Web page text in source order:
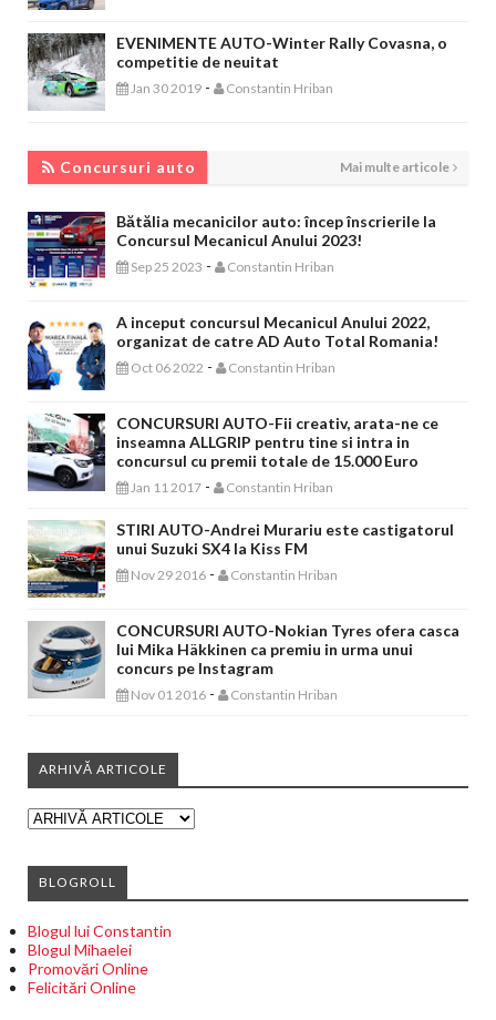
EVENIMENTE AUTO-Winter Rally Covasna, o
competitie de neuitat
Jan 30 2019 - Constantin Hriban
Concursuri auto Mai multe articole
Bătălia mecanicilor auto: încep înscrierile la
Concursul Mecanicul Anului 2023!
Sep 25 2023 - Constantin Hriban
A inceput concursul Mecanicul Anului 2022,
organizat de catre AD Auto Total Romania!
Oct 06 2022 - Constantin Hriban
CONCURSURI AUTO-Fii creativ, arata-ne ce
inseamna ALLGRIP pentru tine si intra in
concursul cu premii totale de 15.000 Euro
Jan 11 2017 - Constantin Hriban
STIRI AUTO-Andrei Murariu este castigatorul
unui Suzuki SX4 la Kiss FM
Nov 29 2016 - Constantin Hriban
CONCURSURI AUTO-Nokian Tyres ofera casca
lui Mika Häkkinen ca premiu in urma unui
concurs pe Instagram
Nov 01 2016 - Constantin Hriban
ARHIVĂ ARTICOLE
BLOGROLL
Blogul lui Constantin
Blogul Mihaelei
Promovări Online
Felicitări Online